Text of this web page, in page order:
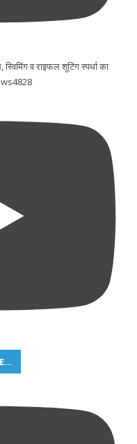
स्विमिंग व राइफल शूटिंग स्पर्धा का